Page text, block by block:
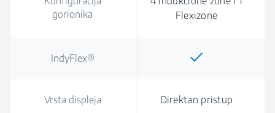
gorionika
Flexizone
IndyFlex®
Vrsta displeja Direktan pristup